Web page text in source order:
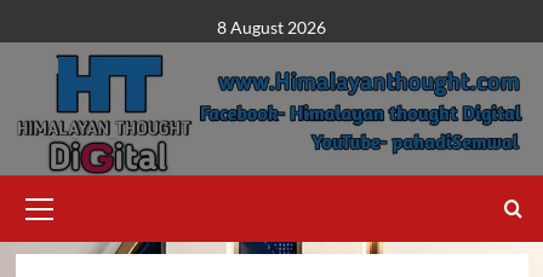
to
content
8 August 2026
Menu